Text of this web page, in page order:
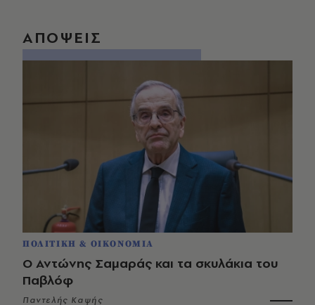
ΑΠΟΨΕΙΣ
ΠΟΛΙΤΙΚΗ & ΟΙΚΟΝΟΜΙΑ
Ο Αντώνης Σαμαράς και τα σκυλάκια του
Παβλόφ
Παντελής Καψής